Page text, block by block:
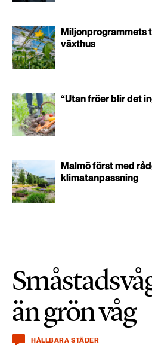
Miljonprogrammets
växthus
“Utan fröer blir det
Malmö först med
klimatanpassning
än grön våg
HÅLLBARA STÄDER